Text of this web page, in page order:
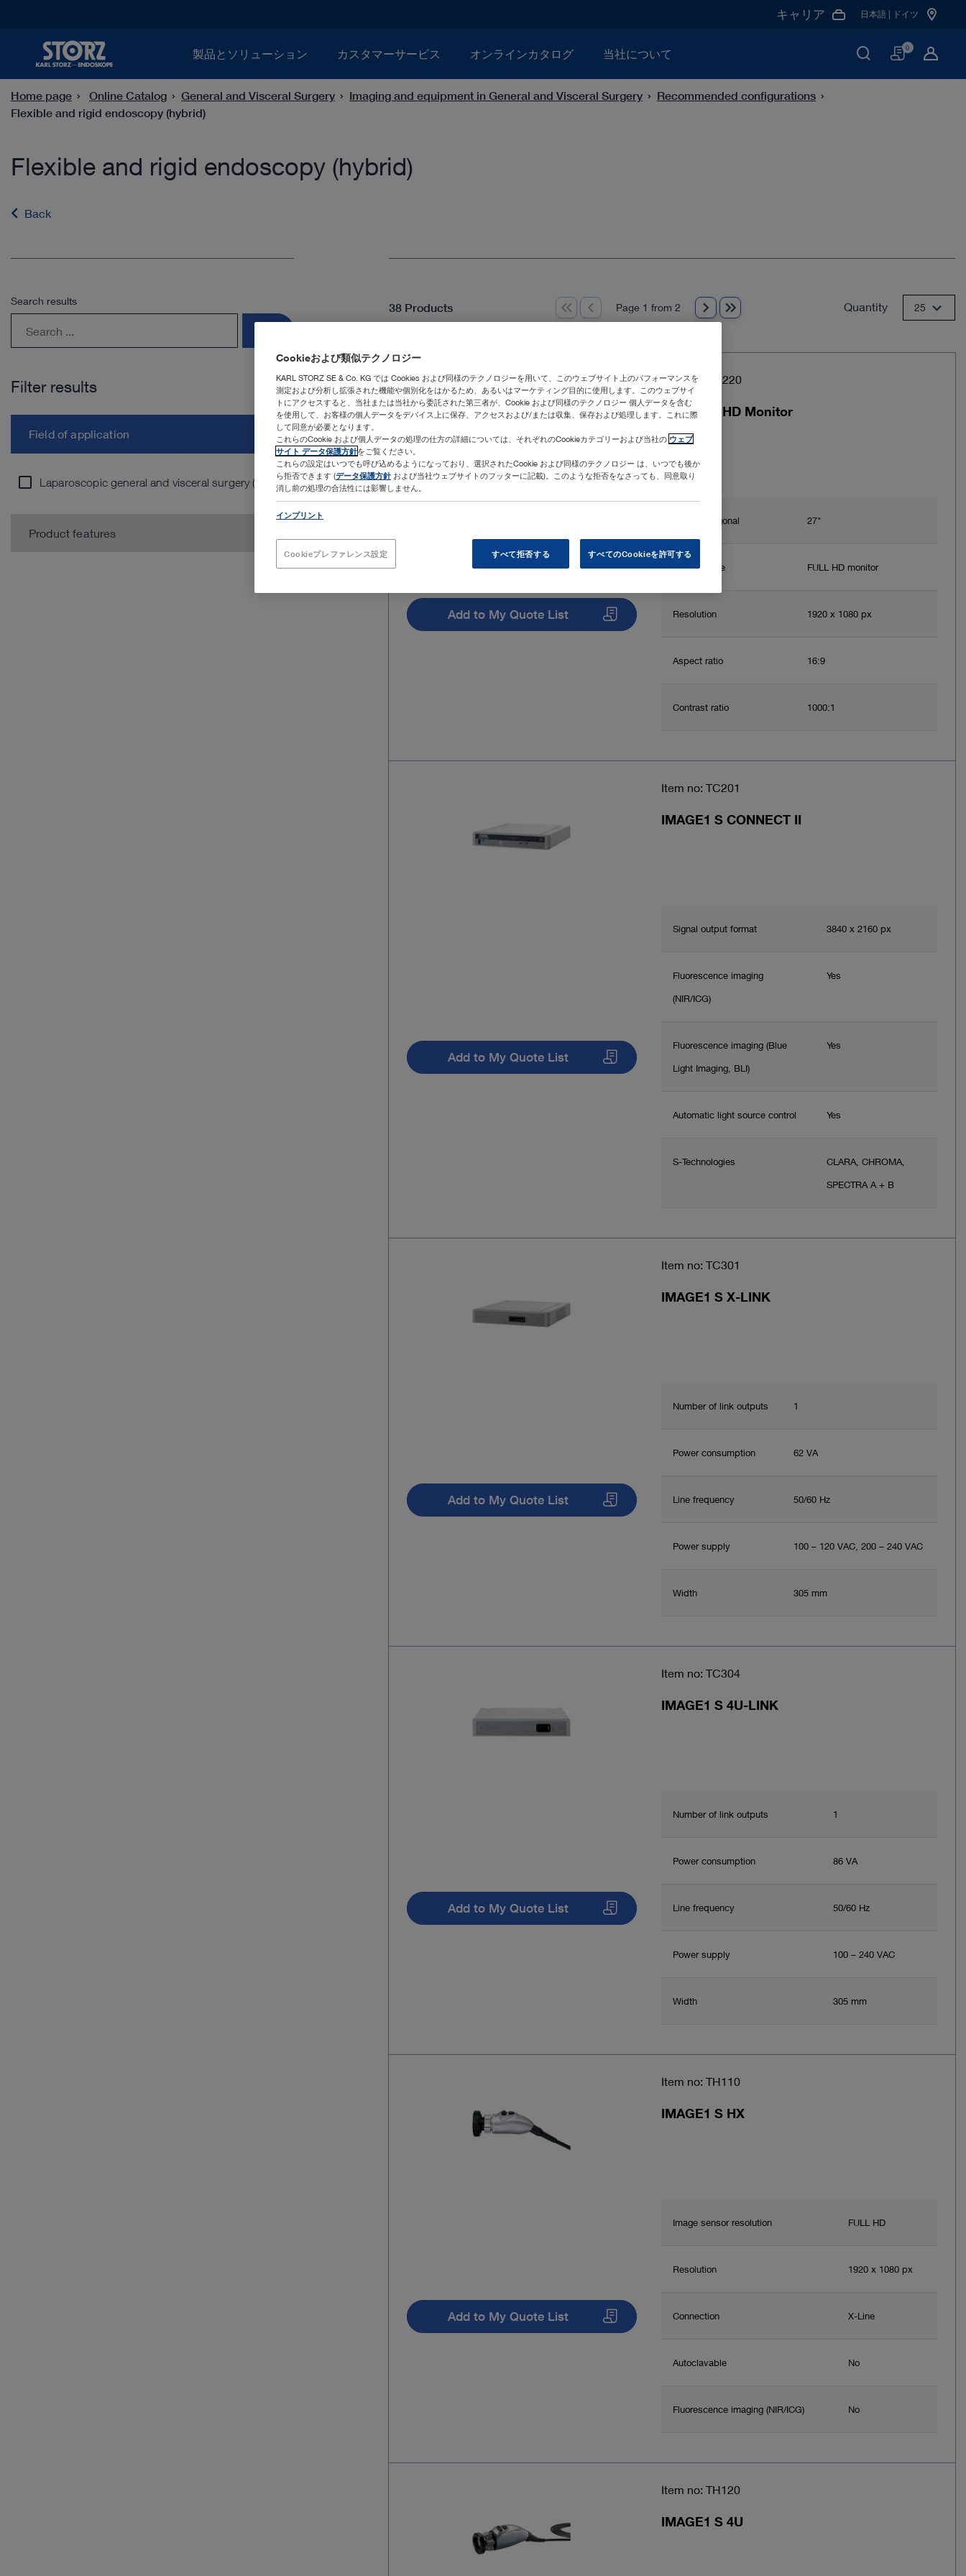
製品とソリューション カスタマーサービス オンラインカタログ 当社について
キャリア 日本語 | ドイツ
買
0
Home page Online Catalog General and Visceral Surgery Imaging and equipment in General and Visceral Surgery
Recommended configurations
Flexible and rigid endoscopy (hybrid)
Flexible and rigid endoscopy (hybrid)
Back
38 Products Page 1 from 2 Quantity 25
Item no: TM220
27″ FULL HD Monitor
Screen diagonal 27"
Monitor type FULL HD monitor
Resolution 1920 x 1080 px
Aspect ratio 16:9
Contrast ratio 1000:1
Add to My Quote List
Item no: TC201
IMAGE1 S CONNECT II
Signal output format 3840 x 2160 px
Fluorescence imaging
(NIR/ICG)
Yes
Fluorescence imaging (Blue
Light Imaging, BLI)
Yes
Automatic light source control Yes
S-Technologies
CLARA, CHROMA,
SPECTRA A + B
Add to My Quote List
Item no: TC301
IMAGE1 S X-LINK
Number of link outputs 1
Power consumption 62 VA
Line frequency 50/60 Hz
Power supply 100 – 120 VAC, 200 – 240 VAC
Width 305 mm
Add to My Quote List
Item no: TC304
IMAGE1 S 4U-LINK
Number of link outputs 1
Power consumption 86 VA
Line frequency 50/60 Hz
Power supply 100 – 240 VAC
Width 305 mm
Add to My Quote List
Item no: TH110
IMAGE1 S HX
Image sensor resolution FULL HD
Resolution 1920 x 1080 px
Connection X-Line
Autoclavable No
Fluorescence imaging (NIR/ICG) No
Add to My Quote List
Item no: TH120
IMAGE1 S 4U
Search results
Filter results
Field of application
Laparoscopic general and visceral surgery (4)
Product features
Cookieおよび類似テクノロジー
KARL STORZ SE & Co. KG では Cookies および同様のテクノロジーを用いて、このウェブサイト上のパフォーマンスを
測定および分析し拡張された機能や個別化をはかるため、あるいはマーケティング目的に使用します。このウェブサイ
トにアクセスすると、当社または当社から委託された第三者が、Cookie および同様のテクノロジー 個人データを含む
を使用して、お客様の個人データをデバイス上に保存、アクセスおよび/または収集、保存および処理します。これに際
して同意が必要となります。
これらのCookie および個人データの処理の仕方の詳細については、それぞれのCookieカテゴリーおよび当社の ウェブ
サイト データ保護方針をご覧ください。
これらの設定はいつでも呼び込めるようになっており、選択されたCookie および同様のテクノロジー は、いつでも後か
ら拒否できます (データ保護方針および当社ウェブサイトのフッターに記載)。このような拒否をなさっても、同意取り
消し前の処理の合法性には影響しません。
インプリント
Cookieプレファレンス設定 すべて拒否する すべてのCookieを許可する